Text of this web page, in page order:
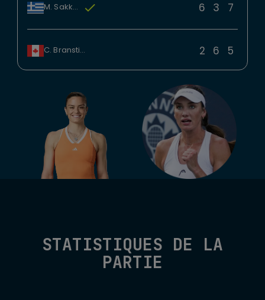
M. Sakkari 6 3 7
C. Branstine 2 6 5
STATISTIQUES DE LA
PARTIE